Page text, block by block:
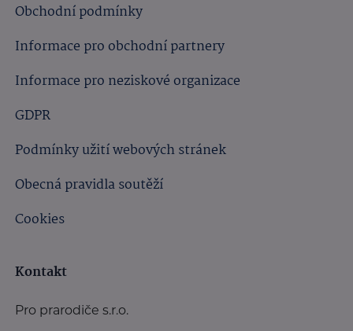
Obchodní podmínky
Informace pro obchodní partnery
Informace pro neziskové organizace
GDPR
Podmínky užití webových stránek
Obecná pravidla soutěží
Cookies
Kontakt
Pro prarodiče s.r.o.